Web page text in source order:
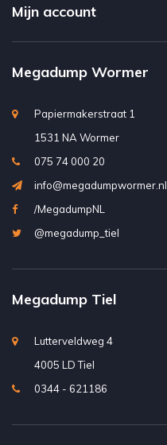
Mijn account
Megadump Wormer
Papiermakerstraat 1
1531 NA Wormer
075 74 000 20
info@megadumpwormer.nl
/MegadumpNL
@megadump_tiel
Megadump Tiel
Lutterveldweg 4
4005 LD Tiel
0344 - 621186